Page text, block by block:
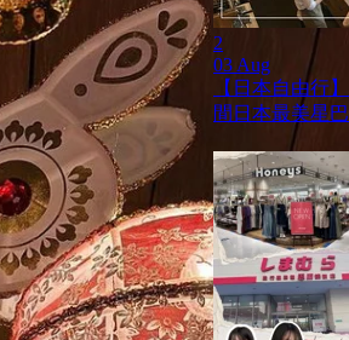
2
03 Aug
【日本自由行
間日本最美星